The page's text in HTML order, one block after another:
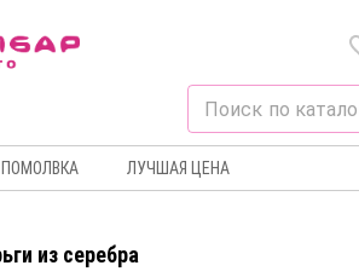
ЛУЧШАЯ ЦЕНА
из серебра